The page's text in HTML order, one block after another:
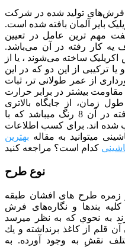
فرش‌های تولید شده در شرکت
100 درصد اکریلیک بایر آلمان بافته شده است.
مهم ترین عامل در تعیین
یه کار رفته در آن می‌باشد.
ساخته می‌شوند ، یا از
ترکیبی از این دو که در این
از عمر طولانی تر، ثبات
بیشتر در برابر حرارت
زمان، از جایگاه بالاتری
برخوردارند. تعداد رنگ­­های به کار رفته در آن 8 رنگ می­باشد که با
شده­ اند. برای کسب اطلاعات
میتوانید به مقاله بهترین
کدام است؟
نوع طرح
در زمره طرح های افشان طبقه
بندها و نگاره‌های فرش
به نحوي كه به نظر مي­رسد
قلم از كاغذ برنداشته و يك
نقش به وجود آورده. به